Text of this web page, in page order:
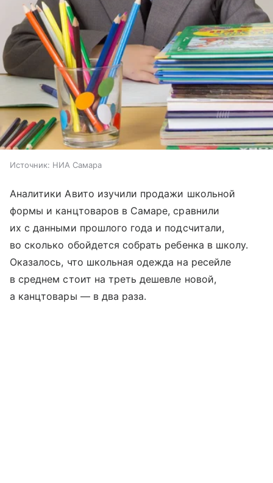
Источник: НИА Самара
Аналитики Авито изучили продажи школьной
формы и канцтоваров в Самаре, сравнили
их с данными прошлого года и подсчитали,
во сколько обойдется собрать ребенка в школу.
Оказалось, что школьная одежда на ресейле
в среднем стоит на треть дешевле новой,
а канцтовары — в два раза.